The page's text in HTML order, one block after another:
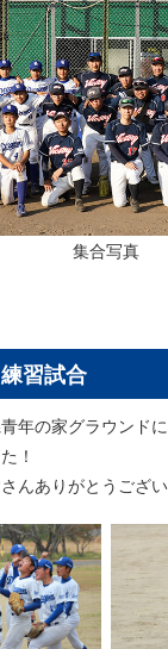
集合写真
習試合
年の家グラウンド
！
んありがとうござい